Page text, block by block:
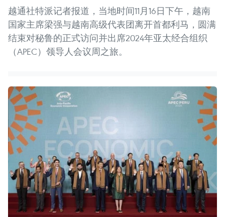
越通社特派记者报道，当地时间11月16日下午，越南
国家主席梁强与越南高级代表团离开首都利马，圆满
结束对秘鲁的正式访问并出席2024年亚太经合组织
（APEC）领导人会议周之旅。